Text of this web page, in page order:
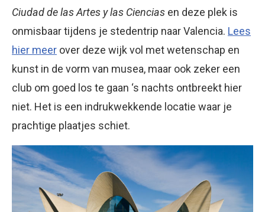
Ciudad de las Artes y las Ciencias en deze plek is
onmisbaar tijdens je stedentrip naar Valencia. Lees
hier meer over deze wijk vol met wetenschap en
kunst in de vorm van musea, maar ook zeker een
club om goed los te gaan ‘s nachts ontbreekt hier
niet. Het is een indrukwekkende locatie waar je
prachtige plaatjes schiet.